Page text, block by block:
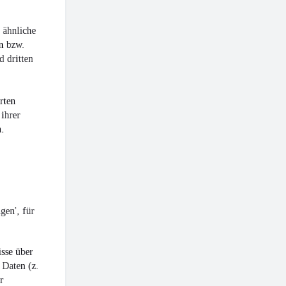
ähnliche
bzw.
dritten
ihrer
für
über
(z.